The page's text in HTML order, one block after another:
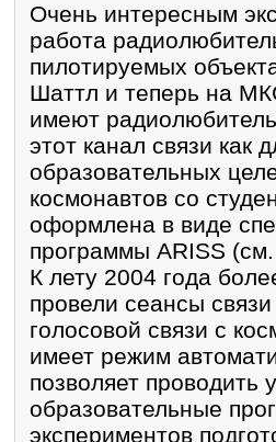
Очень интересным
работа
пилотируемых
Шаттл и теперь на
имеют
этот канал связи как
образовательных
космонавтов со
оформлена в виде
программы ARISS
К лету 2004 года
провели сеансы
голосовой связи с
имеет режим
позволяет проводить
образовательные
экспериментов